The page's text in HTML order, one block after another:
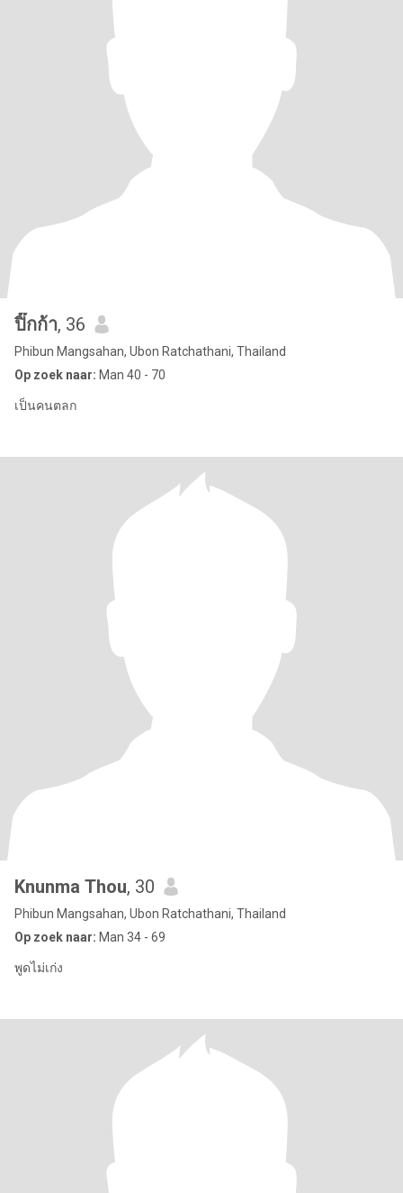
ปิ๊กก้า, 36
Phibun Mangsahan, Ubon Ratchathani, Thailand
Op zoek naar: Man 40 - 70
เป็นคนตลก
Knunma Thou, 30
Phibun Mangsahan, Ubon Ratchathani, Thailand
Op zoek naar: Man 34 - 69
พูดไม่เก่ง